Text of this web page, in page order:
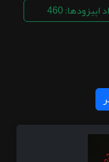
اپیزودها: 460